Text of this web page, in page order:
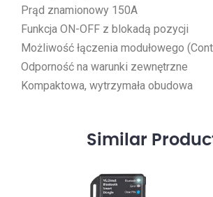
Prąd znamionowy 150A
Funkcja ON-OFF z blokadą pozycji
Możliwość łączenia modułowego
Odporność na warunki zewnętrzne
Kompaktowa, wytrzymała obudowa
Similar